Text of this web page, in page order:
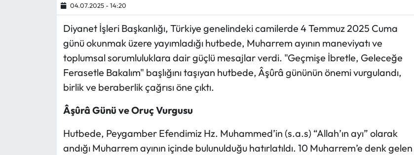
04.07.2025 - 14:20
Diyanet İşleri Başkanlığı, Türkiye genelindeki camilerde 4 Temmuz 2025 Cuma
günü okunmak üzere yayımladığı hutbede, Muharrem ayının maneviyatı ve
toplumsal sorumluluklara dair güçlü mesajlar verdi. "Geçmişe İbretle, Geleceğe
Ferasetle Bakalım" başlığını taşıyan hutbede, Âşûrâ gününün önemi vurgulandı,
birlik ve beraberlik çağrısı öne çıktı.
Âşûrâ Günü ve Oruç Vurgusu
Hutbede, Peygamber Efendimiz Hz. Muhammed’in (s.a.s) “Allah’ın ayı” olarak
andığı Muharrem ayının içinde bulunulduğu hatırlatıldı. 10 Muharrem’e denk gelen
Ekonomi